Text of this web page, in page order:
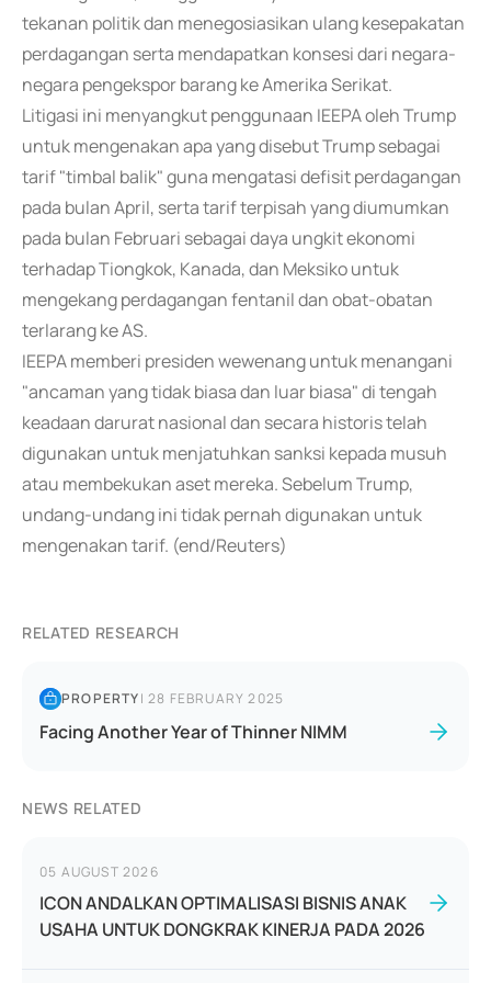
tekanan politik dan menegosiasikan ulang kesepakatan
perdagangan serta mendapatkan konsesi dari negara-
negara pengekspor barang ke Amerika Serikat.
Litigasi ini menyangkut penggunaan IEEPA oleh Trump
untuk mengenakan apa yang disebut Trump sebagai
tarif "timbal balik" guna mengatasi defisit perdagangan
pada bulan April, serta tarif terpisah yang diumumkan
pada bulan Februari sebagai daya ungkit ekonomi
terhadap Tiongkok, Kanada, dan Meksiko untuk
mengekang perdagangan fentanil dan obat-obatan
terlarang ke AS.
IEEPA memberi presiden wewenang untuk menangani
"ancaman yang tidak biasa dan luar biasa" di tengah
keadaan darurat nasional dan secara historis telah
digunakan untuk menjatuhkan sanksi kepada musuh
atau membekukan aset mereka. Sebelum Trump,
undang-undang ini tidak pernah digunakan untuk
mengenakan tarif. (end/Reuters)
RELATED RESEARCH
PROPERTY|28 FEBRUARY 2025
Facing Another Year of Thinner NIMM
NEWS RELATED
05 AUGUST 2026
ICON ANDALKAN OPTIMALISASI BISNIS ANAK
USAHA UNTUK DONGKRAK KINERJA PADA 2026